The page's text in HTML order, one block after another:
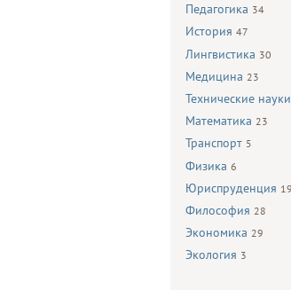
Педагогика 34
История 47
Лингвистика 30
Медицина 23
Технические науки
Математика 23
Транспорт 5
Физика 6
Юриспруденция 19
Философия 28
Экономика 29
Экология 3